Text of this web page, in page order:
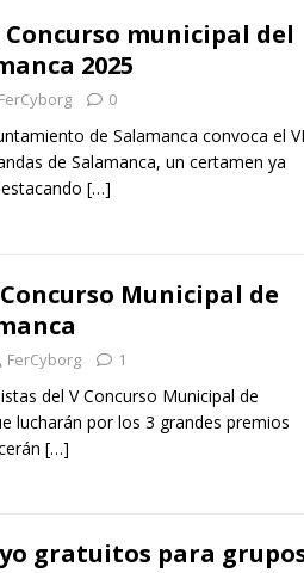
Concurso municipal del
2025
FerCyborg 0
de Salamanca convoca el VI
de Salamanca, un certamen ya
[…]
Municipal de
FerCyborg 1
del V Concurso Municipal de
lucharán por los 3 grandes premios
[…]
gratuitos para